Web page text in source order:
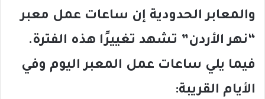
والمعابر الحدودية إن ساعات عمل معبر
“نهر الأردن” تشهد تغييرًا هذه الفترة.
فيما يلي ساعات عمل المعبر اليوم وفي
الأيام القريبة: